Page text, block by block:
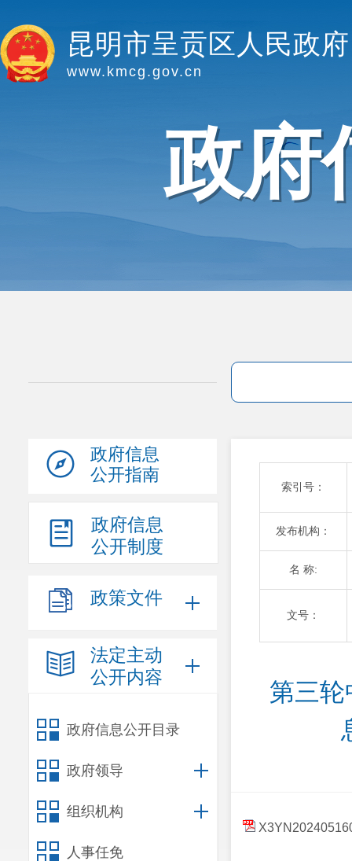
昆明市呈贡区人民政府
www.kmcg.gov.cn
政府
政府信息
公开指南
政府信息
公开制度
政策文件
法定主动
公开内容
政府信息公开目录
政府领导
组织机构
人事任免
索引号：
发布机构：
名 称:
文号：
第三